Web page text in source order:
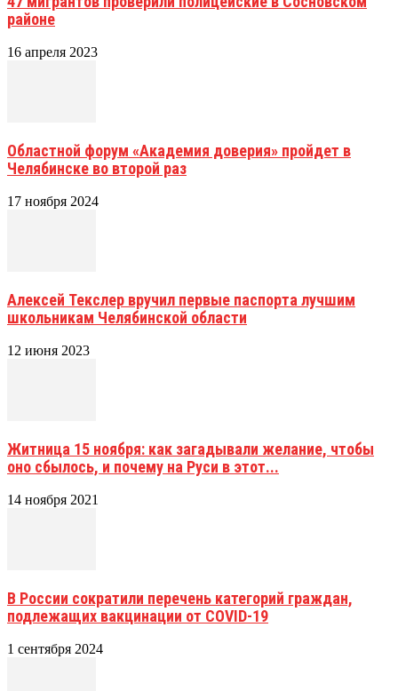
районе
16 апреля 2023
Областной форум «Академия доверия» пройдет в
Челябинске во второй раз
17 ноября 2024
Алексей Текслер вручил первые паспорта лучшим
школьникам Челябинской области
12 июня 2023
Житница 15 ноября: как загадывали желание, чтобы
оно сбылось, и почему на Руси в этот...
14 ноября 2021
В России сократили перечень категорий граждан,
подлежащих вакцинации от COVID-19
1 сентября 2024